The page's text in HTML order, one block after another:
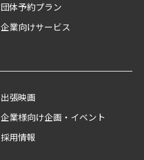
団体予約プラン
企業向けサービス
出張映画
企業様向け企画・イベント
採用情報